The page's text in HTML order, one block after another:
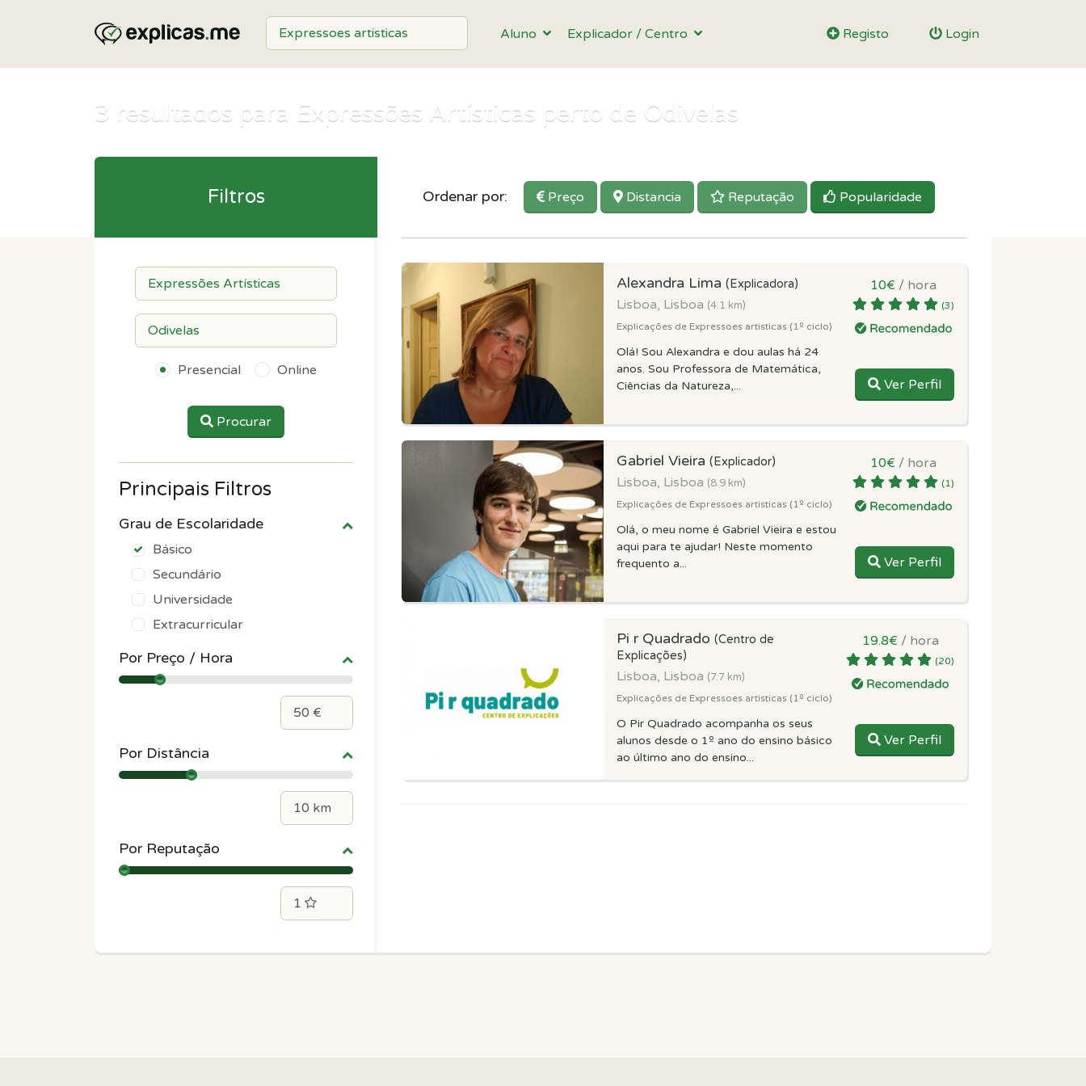
Aluno Explicador / Centro Registo Login
3 resultados para Expressões Artísticas perto de Odivelas
Ordenar por: Preço Distancia Reputação Popularidade
Alexandra Lima (Explicadora)
Lisboa, Lisboa (4.1 km)
Explicações de Expressoes artisticas (1º ciclo)
Olá! Sou Alexandra e dou aulas há 24
anos. Sou Professora de Matemática,
Ciências da Natureza,...
10€ / hora
(3)
Ver Perfil
Gabriel Vieira (Explicador)
Lisboa, Lisboa (8.9 km)
Explicações de Expressoes artisticas (1º ciclo)
Olá, o meu nome é Gabriel Vieira e estou
aqui para te ajudar! Neste momento
frequento a...
10€ / hora
(1)
Ver Perfil
Pi r Quadrado (Centro de
Explicações)
Lisboa, Lisboa (7.7 km)
Explicações de Expressoes artisticas (1º ciclo)
O Pir Quadrado acompanha os seus
alunos desde o 1º ano do ensino básico
ao último ano do ensino...
19.8€ / hora
(20)
Ver Perfil
Filtros
Presencial Online
Procurar
Principais Filtros
Grau de Escolaridade
Básico
Secundário
Universidade
Extracurricular
Por Preço / Hora
Por Distância
Por Reputação